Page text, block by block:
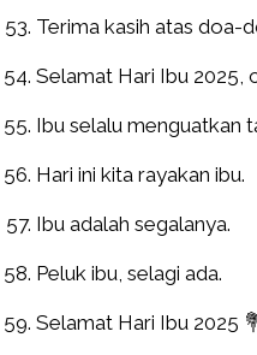
Terima kasih atas doa-
Selamat Hari Ibu 2025,
Ibu selalu menguatkan
Hari ini kita rayakan ibu.
Ibu adalah segalanya.
Peluk ibu, selagi ada.
Selamat Hari Ibu 2025